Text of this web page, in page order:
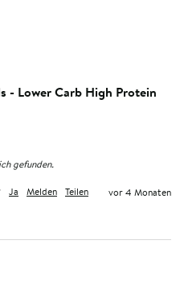
- Lower Carb High Protein
gefunden.
Ja Melden Teilen vor 4 Monaten